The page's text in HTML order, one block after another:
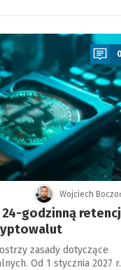
0
Wojciech
godzinną
zasady dotyczące
Od 1 stycznia 2027 r.